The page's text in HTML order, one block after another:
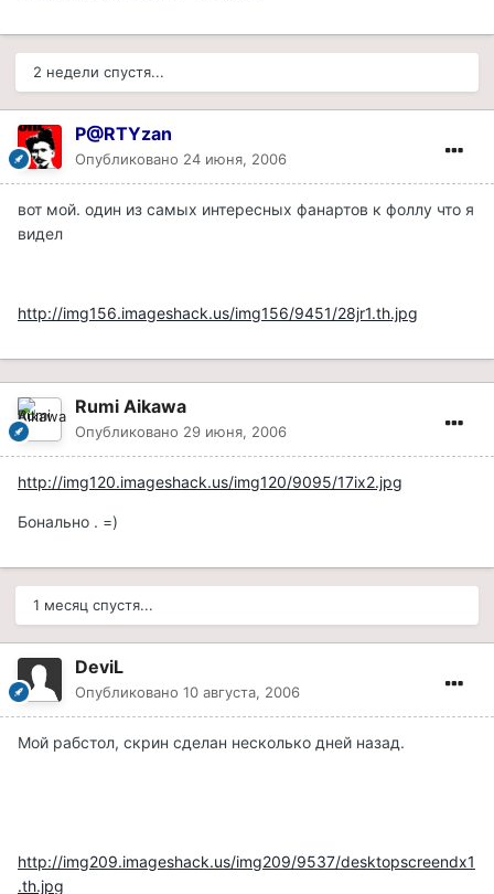
2 недели спустя...
P@RTYzan
Опубликовано 24 июня, 2006
вот мой. один из самых интересных фанартов к фоллу что я
видел
http://img156.imageshack.us/img156/9451/28jr1.th.jpg
Rumi Aikawa
Опубликовано 29 июня, 2006
http://img120.imageshack.us/img120/9095/17ix2.jpg
Бонально . =)
1 месяц спустя...
DeviL
Опубликовано 10 августа, 2006
Мой рабстол, скрин сделан несколько дней назад.
http://img209.imageshack.us/img209/9537/desktopscreendx1
.th.jpg